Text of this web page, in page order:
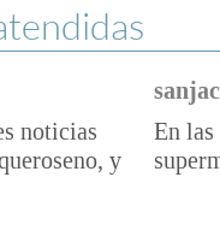
noticias
y
En las